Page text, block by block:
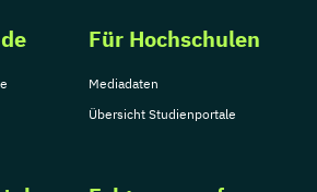
Für Hochschulen
Mediadaten
Übersicht Studienportale